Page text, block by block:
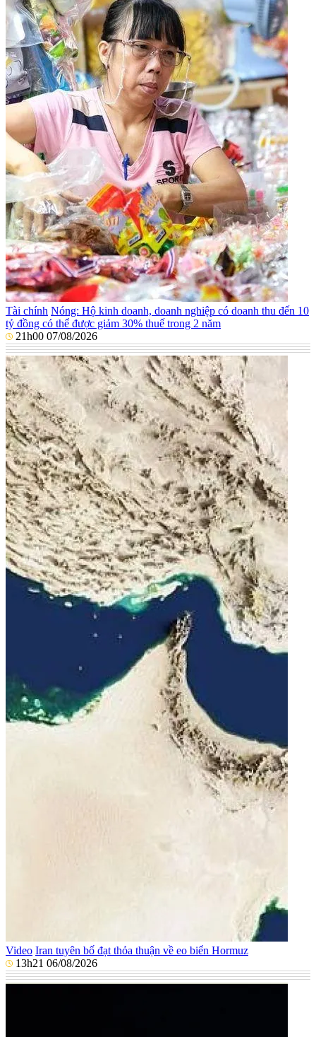
Tài chính Nóng: Hộ kinh doanh, doanh nghiệp có doanh thu đến 10
tỷ đồng có thể được giảm 30% thuế trong 2 năm
21h00 07/08/2026
Video Iran tuyên bố đạt thỏa thuận về eo biển Hormuz
13h21 06/08/2026